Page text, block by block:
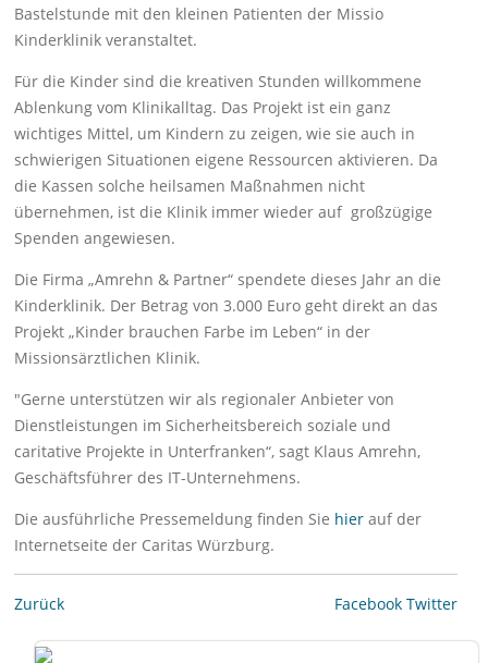
Bastelstunde mit den kleinen Patienten der Missio
Kinderklinik veranstaltet.
Für die Kinder sind die kreativen Stunden willkommene
Ablenkung vom Klinikalltag. Das Projekt ist ein ganz
wichtiges Mittel, um Kindern zu zeigen, wie sie auch in
schwierigen Situationen eigene Ressourcen aktivieren. Da
die Kassen solche heilsamen Maßnahmen nicht
übernehmen, ist die Klinik immer wieder auf großzügige
Spenden angewiesen.
Die Firma „Amrehn & Partner“ spendete dieses Jahr an die
Kinderklinik. Der Betrag von 3.000 Euro geht direkt an das
Projekt „Kinder brauchen Farbe im Leben“ in der
Missionsärztlichen Klinik.
"Gerne unterstützen wir als regionaler Anbieter von
Dienstleistungen im Sicherheitsbereich soziale und
caritative Projekte in Unterfranken“, sagt Klaus Amrehn,
Geschäftsführer des IT-Unternehmens.
Die ausführliche Pressemeldung finden Sie hier auf der
Internetseite der Caritas Würzburg.
Zurück Facebook Twitter